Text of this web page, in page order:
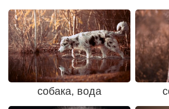
собака, вода